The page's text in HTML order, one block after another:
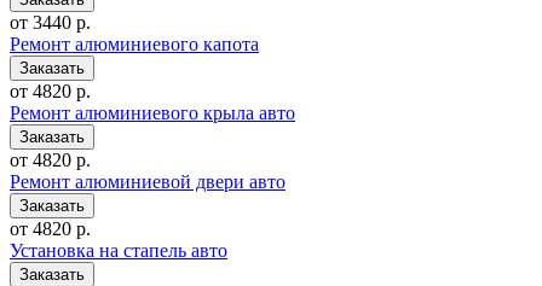
от 3440 р.
Ремонт алюминиевого капота
от 4820 р.
Ремонт алюминиевого крыла авто
от 4820 р.
Ремонт алюминиевой двери авто
от 4820 р.
Установка на стапель авто